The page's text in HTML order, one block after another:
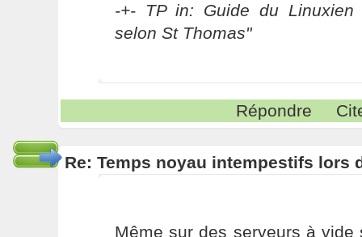
-+- TP in: Guide du Linuxien
selon St Thomas"
Répondre
Re: Temps noyau intempestifs lors
Même sur des serveurs à